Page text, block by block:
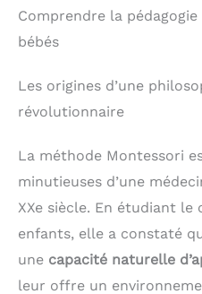
Comprendre la
bébés
Les origines d’une
révolutionnaire
La méthode Montessori
minutieuses d’une
XXe siècle. En étudiant
enfants, elle a constaté
une capacité naturelle
leur offre un